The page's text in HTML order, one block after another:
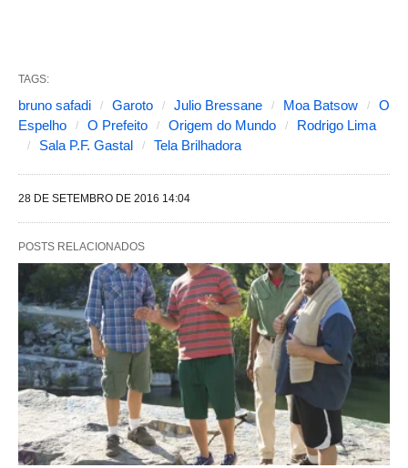
a
s
e
g
i
t
e
s
a
l
t
TAGS:
bruno safadi Garoto Julio Bressane Moa Batsow
O
Espelho
O Prefeito Origem do Mundo
Rodrigo Lima
Sala P.F. Gastal
Tela Brilhadora
28 DE SETEMBRO DE 2016 14:04
POSTS RELACIONADOS